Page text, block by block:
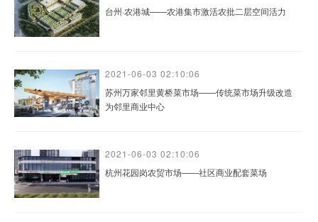
台州·农港城——农港集市激活农批二层空间活力
2021-06-03 02:10:06
苏州万家邻里黄桥菜市场——传统菜市场升级改造
为邻里商业中心
2021-06-03 02:10:06
杭州花园岗农贸市场——社区商业配套菜场